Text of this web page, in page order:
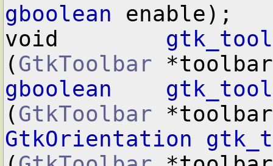
gboolean enable);
void
(GtkToolbar
gboolean
(GtkToolbar
GtkOrientation